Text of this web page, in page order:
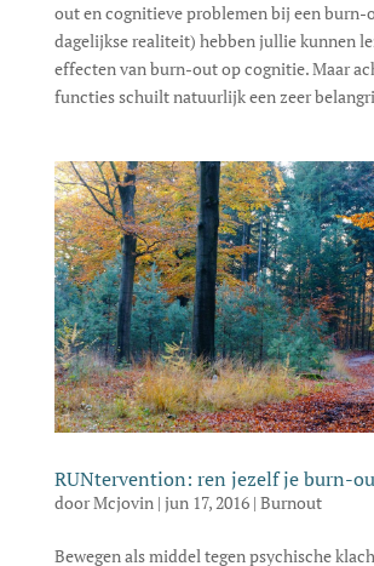
out en cognitieve problemen bij een burn-
dagelijkse realiteit) hebben jullie kunnen
effecten van burn-out op cognitie. Maar
functies schuilt natuurlijk een zeer
RUNtervention: ren jezelf je burn-
doorMcjovin| jun 17, 2016| Burnout
Bewegen als middel tegen psychische